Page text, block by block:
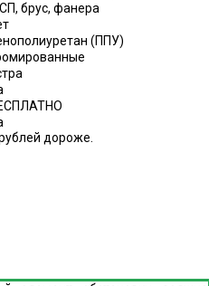
брус, фанера
(ППУ)
дороже.